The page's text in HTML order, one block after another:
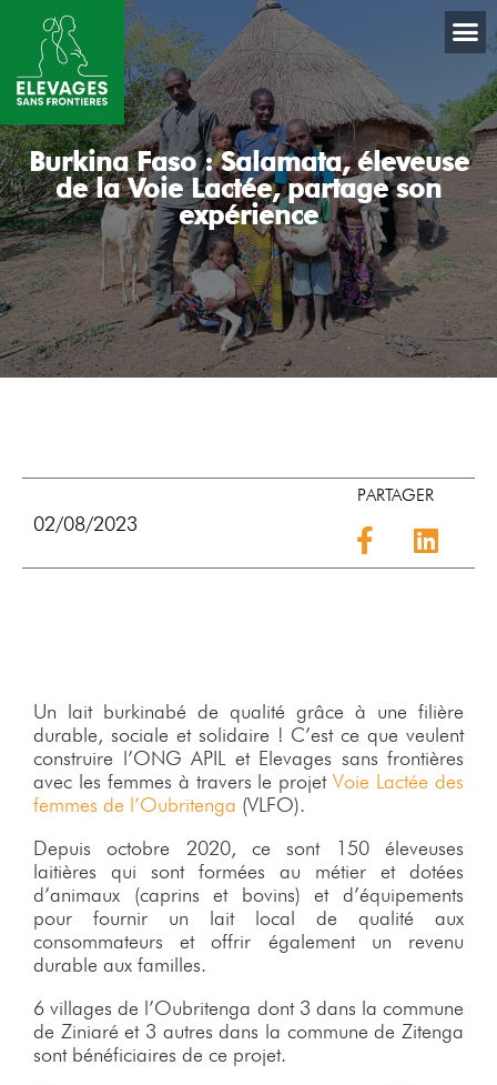
Burkina Faso : Salamata, éleveuse
de la Voie Lactée, partage son
expérience
02/08/2023
PARTAGER
Un lait burkinabé de qualité grâce à une filière
durable, sociale et solidaire ! C’est ce que veulent
construire l’ONG APIL et Elevages sans frontières
avec les femmes à travers le projetVoie Lactée des
femmes de l’Oubritenga (VLFO).
Depuis octobre 2020, ce sont 150 éleveuses
laitières qui sont formées au métier et dotées
d’animaux (caprins et bovins) et d’équipements
pour fournir un lait local de qualité aux
consommateurs et offrir également un revenu
durable aux familles.
6 villages de l’Oubritenga dont 3 dans la commune
de Ziniaré et 3 autres dans la commune de Zitenga
sont bénéficiaires de ce projet.